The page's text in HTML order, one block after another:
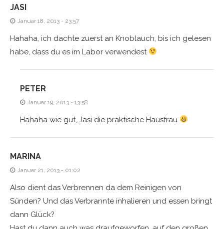
JASI
Januar 18, 2013 - 23:57
Hahaha, ich dachte zuerst an Knoblauch, bis ich gelesen
habe, dass du es im Labor verwendest
PETER
Januar 19, 2013 - 13:58
Hahaha wie gut, Jasi die praktische Hausfrau
MARINA
Januar 21, 2013 - 01:02
Also dient das Verbrennen da dem Reinigen von
Sünden? Und das Verbrannte inhalieren und essen bringt
dann Glück?